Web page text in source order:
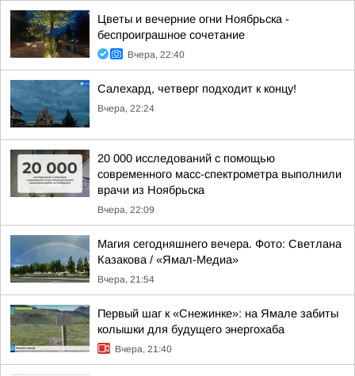
Цветы и вечерние огни Ноябрьска -
беспроиграшное сочетание
Вчера, 22:40
Салехард, четверг подходит к концу!
Вчера, 22:24
20 000 исследований с помощью
современного масс-спектрометра выполнили
врачи из Ноябрьска
Вчера, 22:09
Магия сегодняшнего вечера. Фото: Светлана
Казакова / «Ямал-Медиа»
Вчера, 21:54
Первый шаг к «Снежинке»: на Ямале забиты
колышки для будущего энергохаба
Вчера, 21:40